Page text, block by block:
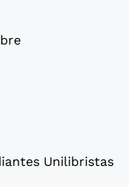
Unilibristas